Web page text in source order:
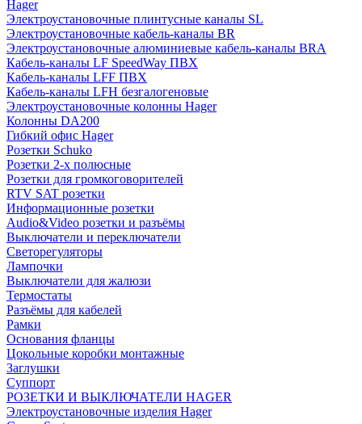
Hager
Электроустановочные плинтусные каналы SL
Электроустановочные кабель-каналы BR
Электроустановочные алюминиевые кабель-каналы BRA
Кабель-каналы LF SpeedWay ПВХ
Кабель-каналы LFF ПВХ
Кабель-каналы LFH безгалогеновые
Электроустановочные колонны Hager
Колонны DA200
Гибкий офис Hager
Розетки Schuko
Розетки 2-х полюсные
Розетки для громкоговорителей
RTV SAT розетки
Информационные розетки
Audio&Video розетки и разъёмы
Выключатели и переключатели
Светорегуляторы
Лампочки
Выключатели для жалюзи
Термостаты
Разъёмы для кабелей
Рамки
Основания фланцы
Цокольные коробки монтажные
Заглушки
Суппорт
РОЗЕТКИ И ВЫКЛЮЧАТЕЛИ HAGER
Электроустановочные изделия Hager